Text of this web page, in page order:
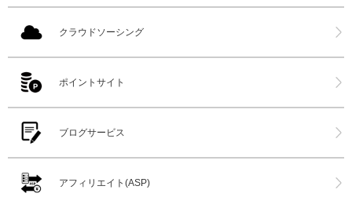
クラウドソーシング
ポイントサイト
ブログサービス
アフィリエイト(ASP)